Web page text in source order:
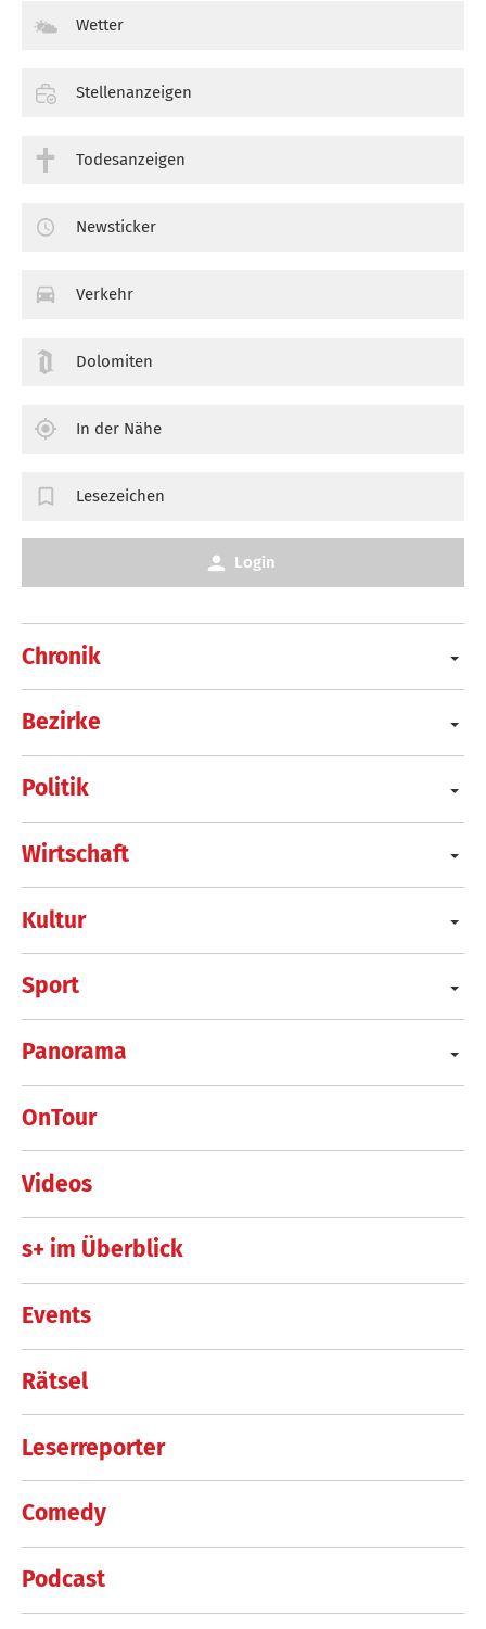
Chronik
Bezirke
Politik
Wirtschaft
Kultur
Sport
Panorama
OnTour
Videos
s+ im Überblick
Events
Rätsel
Leserreporter
Comedy
Podcast
Wetter
Stellenanzeigen
Todesanzeigen
Newsticker
Verkehr
Dolomiten
In der Nähe
Lesezeichen
Login